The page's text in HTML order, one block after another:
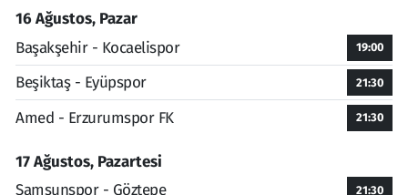
16 Ağustos, Pazar
Başakşehir - Kocaelispor
19:00
Beşiktaş - Eyüpspor 21:30
Amed - Erzurumspor FK 21:30
17 Ağustos, Pazartesi
Samsunspor - Göztepe
21:30